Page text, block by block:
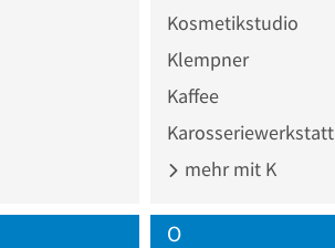
Kosmetikstudio
Klempner
Kaffee
Karosseriewerkstatt
mehr mit K
O